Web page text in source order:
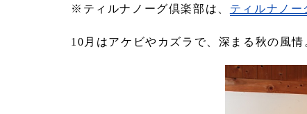
※ティルナノーグ倶楽部は、 ティルナノ
10月はアケビやカズラで、深まる秋の風情